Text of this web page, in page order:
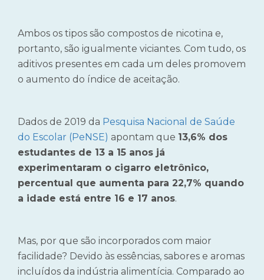
Ambos os tipos são compostos de nicotina e,
portanto, são igualmente viciantes. Com tudo, os
aditivos presentes em cada um deles promovem
o aumento do índice de aceitação.
Dados de 2019 da Pesquisa Nacional de Saúde
do Escolar (PeNSE) apontam que 13,6% dos
estudantes de 13 a 15 anos já
experimentaram o cigarro eletrônico,
percentual que aumenta para 22,7% quando
a idade está entre 16 e 17 anos.
Mas, por que são incorporados com maior
facilidade? Devido às essências, sabores e aromas
incluídos da indústria alimentícia. Comparado ao